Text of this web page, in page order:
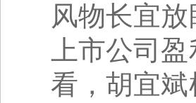
风物长宜
上市公司
看，胡宜